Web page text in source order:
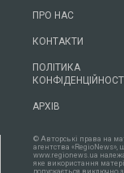
ПРО НАС
КОНТАКТИ
ПОЛІТИКА
КОНФІДЕНЦІЙНОСТІ
АРХІВ
© Авторські права на
агентства «RegioNews»,
www.regionews.ua
яке використання